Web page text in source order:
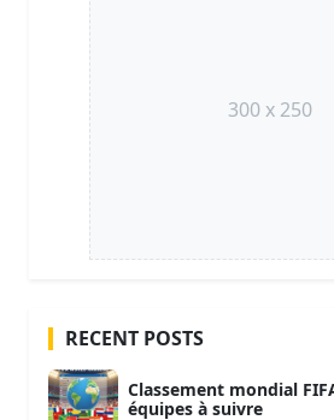
300 x 250
RECENT POSTS
Classement mondial
équipes à suivre